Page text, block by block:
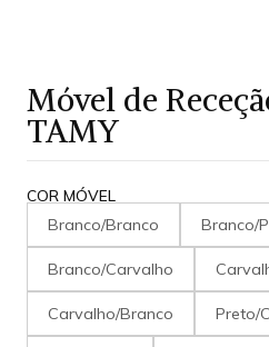
Móvel de
TAMY
COR MÓVEL
Branco/Branco Branco/
Branco/Carvalho
Carvalho/Branco Preto/